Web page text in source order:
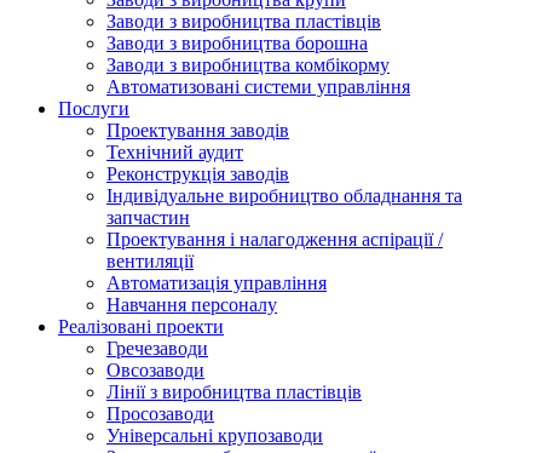
Заводи з виробництва пластівців
Заводи з виробництва борошна
Заводи з виробництва комбікорму
Автоматизовані системи управління
Послуги
Проектування заводів
Технічний аудит
Реконструкція заводів
Індивідуальне виробництво обладнання та
запчастин
Проектування і налагодження аспірації /
вентиляції
Автоматизація управління
Навчання персоналу
Реалізовані проекти
Гречезаводи
Овсозаводи
Лінії з виробництва пластівців
Просозаводи
Універсальні крупозаводи